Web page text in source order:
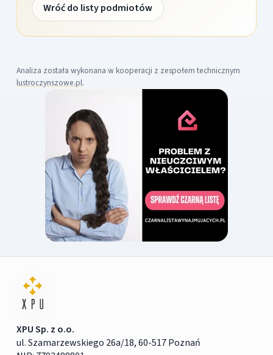
Wróć do listy podmiotów
Analiza została wykonana w kooperacji z zespołem technicznym
lustroczynszowe.pl.
XPU Sp. z o.o.
ul. Szamarzewskiego 26a/18, 60-517 Poznań